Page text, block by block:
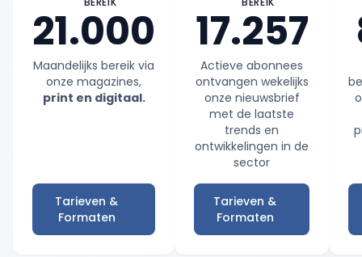
21.000
Maandelijks bereik via
onze magazines,
print en digitaal.
Tarieven &
Formaten
17.257
Actieve abonnees
ontvangen wekelijks
onze nieuwsbrief
met de laatste
trends en
ontwikkelingen in de
sector
Tarieven &
Formaten